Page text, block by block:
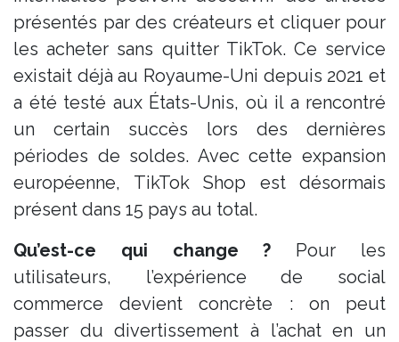
présentés par des créateurs et cliquer pour
les acheter sans quitter TikTok. Ce service
existait déjà au Royaume-Uni depuis 2021 et
a été testé aux États-Unis, où il a rencontré
un certain succès lors des dernières
périodes de soldes​. Avec cette expansion
européenne, TikTok Shop est désormais
présent dans 15 pays au total​.
Qu’est-ce qui change ? Pour les
utilisateurs, l’expérience de social
commerce devient concrète : on peut
passer du divertissement à l’achat en un